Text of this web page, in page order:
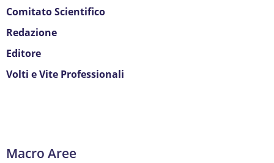
Comitato Scientifico
Redazione
Editore
Volti e Vite Professionali
Macro Aree